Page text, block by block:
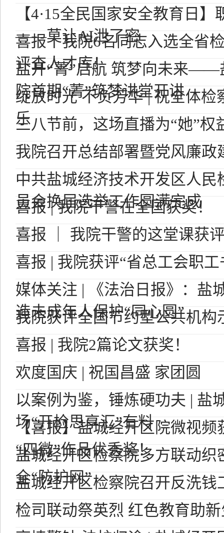
【4·15全民国家安全教育日
——莫让AI泄了密
喜报丨我院6名同志入选全省
评查人才库！
盐开“菁”启航 筑梦向未来——
院首期“菁”筑梦讲堂开讲
绽放时光 不负芳华 | 祝全体检
乐
三八节前，这场直播为“她”权
我院召开总结部署暨党风廉政
中共盐城经济技术开发区人民
员会换届选举工作圆满完成
喜报 | 我院干警在全国获奖！
喜报 ｜ 我院干警的这堂课获
喜报 | 我院获评“省总工会职工
媒体关注 | 《法治日报》：盐
造未成年人保护“同心圆”
我院获评全国节约型公共机构
喜报 | 我院2篇论文获奖！
欢度国庆 | 祝国昌盛 家团圆
以案例为鉴，锤炼硬功夫 | 盐
场“开检思享汇”有料
【喜报】盐城经开区院微视频
“四微”作品优秀奖！
盐城经开区检察院多方联动织
全“防护网”
盐城经开区检察院召开反洗钱
检司联动祭英烈 红色教育助